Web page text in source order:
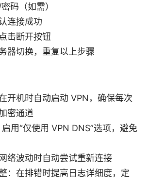
码（如需）
连接成功
击断开按钮
器切换，重复以上步骤
开机时自动启动 VPN，确保每次
密通道
用“仅使用 VPN DNS”选项，避免
络波动时自动尝试重新连接
：在排错时提高日志详细度，定